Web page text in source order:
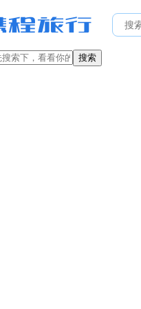
搜索